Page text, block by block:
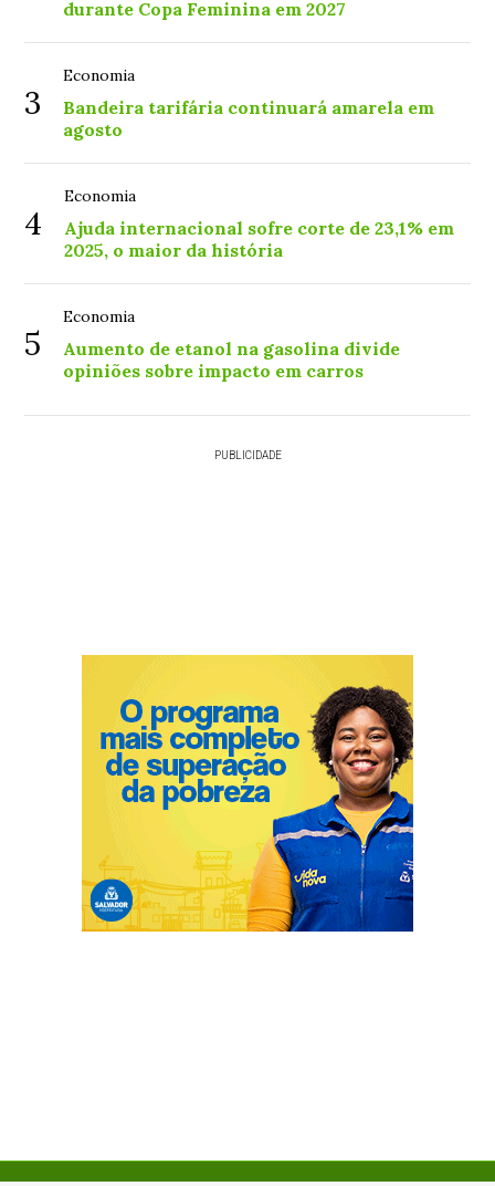
durante Copa Feminina em 2027
3
Economia
Bandeira tarifária continuará amarela em
agosto
4
Economia
Ajuda internacional sofre corte de 23,1% em
2025, o maior da história
5
Economia
Aumento de etanol na gasolina divide
opiniões sobre impacto em carros
PUBLICIDADE